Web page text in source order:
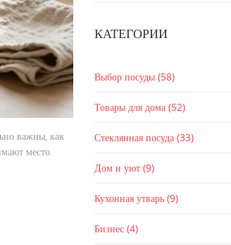
важны, как
место.
КАТЕГОРИИ
Выбор посуды (58)
Товары для дома (52)
Стеклянная посуда (33)
Дом и уют (9)
Кухонная утварь (9)
Бизнес (4)